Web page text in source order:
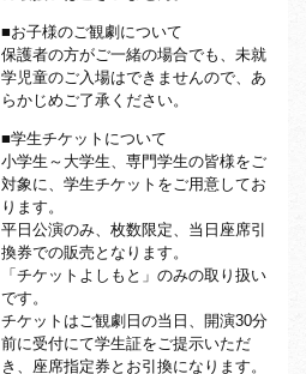
■お子様のご観劇について
保護者の方がご一緒の場合でも、未就
学児童のご入場はできませんので、あ
らかじめご了承ください。
■学生チケットについて
小学生～大学生、専門学生の皆様をご
対象に、学生チケットをご用意してお
ります。
平日公演のみ、枚数限定、当日座席引
換券での販売となります。
「チケットよしもと」のみの取り扱い
です。
チケットはご観劇日の当日、開演30分
前に受付にて学生証をご提示いただ
き、座席指定券とお引換になります。